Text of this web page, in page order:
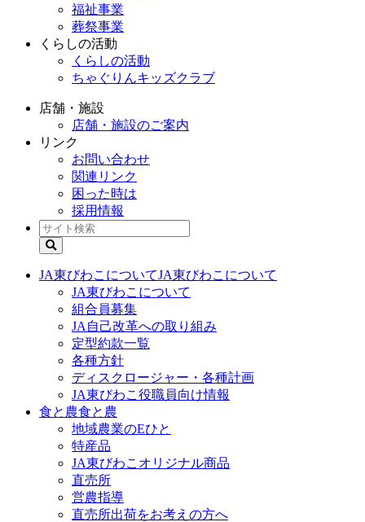
福祉事業
葬祭事業
くらしの活動
くらしの活動
ちゃぐりんキッズクラブ
店舗・施設
店舗・施設のご案内
リンク
お問い合わせ
関連リンク
困った時は
採用情報
JA東びわこについてJA東びわこについて
JA東びわこについて
組合員募集
JA自己改革への取り組み
定型約款一覧
各種方針
ディスクロージャー・各種計画
JA東びわこ役職員向け情報
食と農食と農
地域農業のEひと
特産品
JA東びわこオリジナル商品
直売所
営農指導
直売所出荷をお考えの方へ